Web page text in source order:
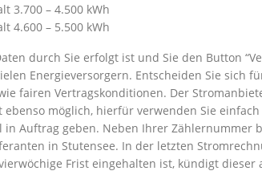
3.700 – 4.500 kWh
4.600 – 5.500 kWh
durch Sie erfolgt ist und Sie den Button
Energieversorgern. Entscheiden Sie sich
fairen Vertragskonditionen. Der
ebenso möglich, hierfür verwenden Sie
in Auftrag geben. Neben Ihrer Zählernummer
in Stutensee. In der letzten
Frist eingehalten ist, kündigt